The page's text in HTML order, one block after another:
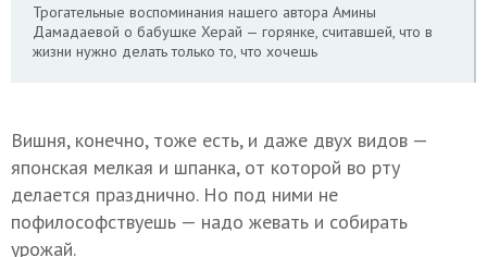
Трогательные воспоминания нашего автора Амины
Дамадаевой о бабушке Херай — горянке, считавшей, что в
жизни нужно делать только то, что хочешь
Вишня, конечно, тоже есть, и даже двух видов —
японская мелкая и шпанка, от которой во рту
делается празднично. Но под ними не
пофилософствуешь — надо жевать и собирать
урожай.